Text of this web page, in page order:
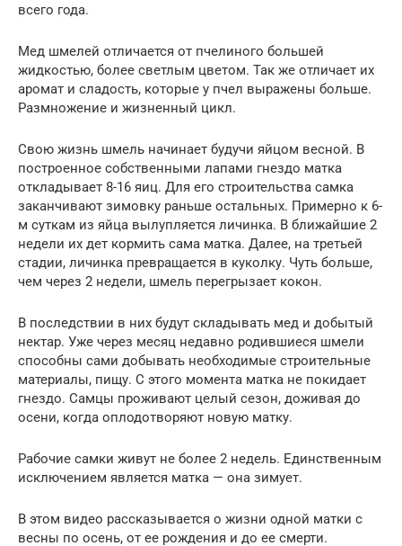
всего года.
Мед шмелей отличается от пчелиного большей
жидкостью, более светлым цветом. Так же отличает их
аромат и сладость, которые у пчел выражены больше.
Размножение и жизненный цикл.
Свою жизнь шмель начинает будучи яйцом весной. В
построенное собственными лапами гнездо матка
откладывает 8-16 яиц. Для его строительства самка
заканчивают зимовку раньше остальных. Примерно к 6-
м суткам из яйца вылупляется личинка. В ближайшие 2
недели их дет кормить сама матка. Далее, на третьей
стадии, личинка превращается в куколку. Чуть больше,
чем через 2 недели, шмель перегрызает кокон.
В последствии в них будут складывать мед и добытый
нектар. Уже через месяц недавно родившиеся шмели
способны сами добывать необходимые строительные
материалы, пищу. С этого момента матка не покидает
гнездо. Самцы проживают целый сезон, доживая до
осени, когда оплодотворяют новую матку.
Рабочие самки живут не более 2 недель. Единственным
исключением является матка — она зимует.
В этом видео рассказывается о жизни одной матки с
весны по осень, от ее рождения и до ее смерти.